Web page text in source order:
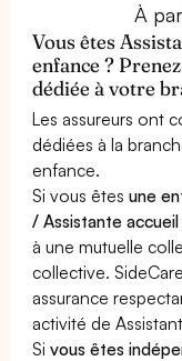
À
Vous êtes
enfance ?
dédiée à votre
Les assureurs ont
dédiées à la
enfance.
Si vous êtesune
/ Assistante
à une mutuelle
collective.
assurance
activité de
Sivous êtes